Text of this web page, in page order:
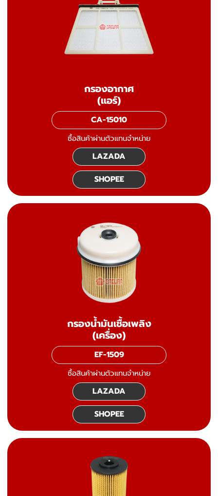
กรองอากาศ
(แอร์)
CA-15010
ซื้อสินค้าผ่านตัวแทนจำหน่าย
LAZADA
SHOPEE
กรองน้ำมันเชื้อเพลิง
(เครื่อง)
EF-1509
ซื้อสินค้าผ่านตัวแทนจำหน่าย
LAZADA
SHOPEE